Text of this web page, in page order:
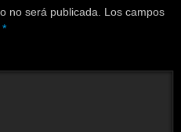
no será publicada.
Los campos
*